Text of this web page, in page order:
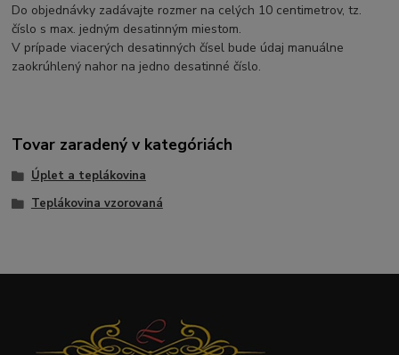
Do objednávky zadávajte rozmer na celých 10 centimetrov, tz.
číslo s max. jedným desatinným miestom.
V prípade viacerých desatinných čísel bude údaj manuálne
zaokrúhlený nahor na jedno desatinné číslo.
Tovar zaradený v kategóriách
Úplet a teplákovina
Teplákovina vzorovaná